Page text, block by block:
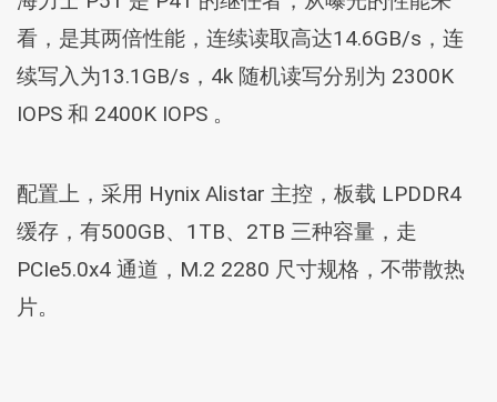
看，是其两倍性能，连续读取高达14.6GB/s，连
续写入为13.1GB/s，4k 随机读写分别为 2300K
IOPS 和 2400K IOPS 。
配置上，采用 Hynix Alistar 主控，板载 LPDDR4
缓存，有500GB、1TB、2TB 三种容量，走
PCIe5.0x4 通道，M.2 2280 尺寸规格，不带散热
片。